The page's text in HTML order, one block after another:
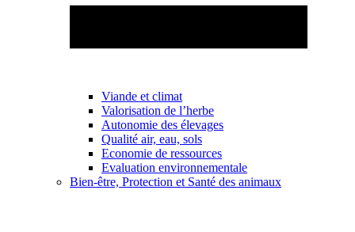
Viande et climat
Valorisation de l’herbe
Autonomie des élevages
Qualité air, eau, sols
Economie de ressources
Evaluation environnementale
Bien-être, Protection et Santé des animaux